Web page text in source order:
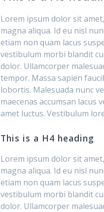
Lorem ipsum dolor sit
magna aliqua. Id eu nisl
etiam non quam lacus
vestibulum morbi blandit
dolor. Ullamcorper
tempor. Massa sapien
lobortis. Malesuada nunc
maecenas accumsan
amet luctus. Vestibulum
This is a H4 heading
Lorem ipsum dolor sit
magna aliqua. Id eu nisl
etiam non quam lacus
vestibulum morbi blandit
dolor. Ullamcorper